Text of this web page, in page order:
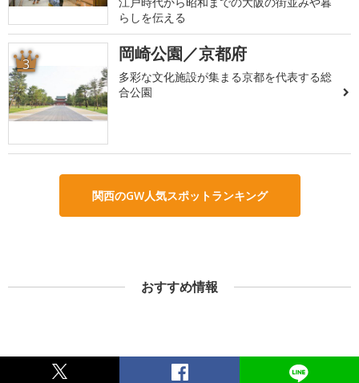
らしを伝える
3 岡崎公園／京都府
多彩な文化施設が集まる京都を代表する総
合公園
関西のGW人気スポットランキング
おすすめ情報